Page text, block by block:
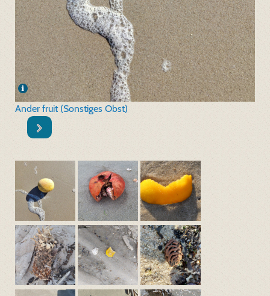
Ander fruit (Sonstiges Obst)